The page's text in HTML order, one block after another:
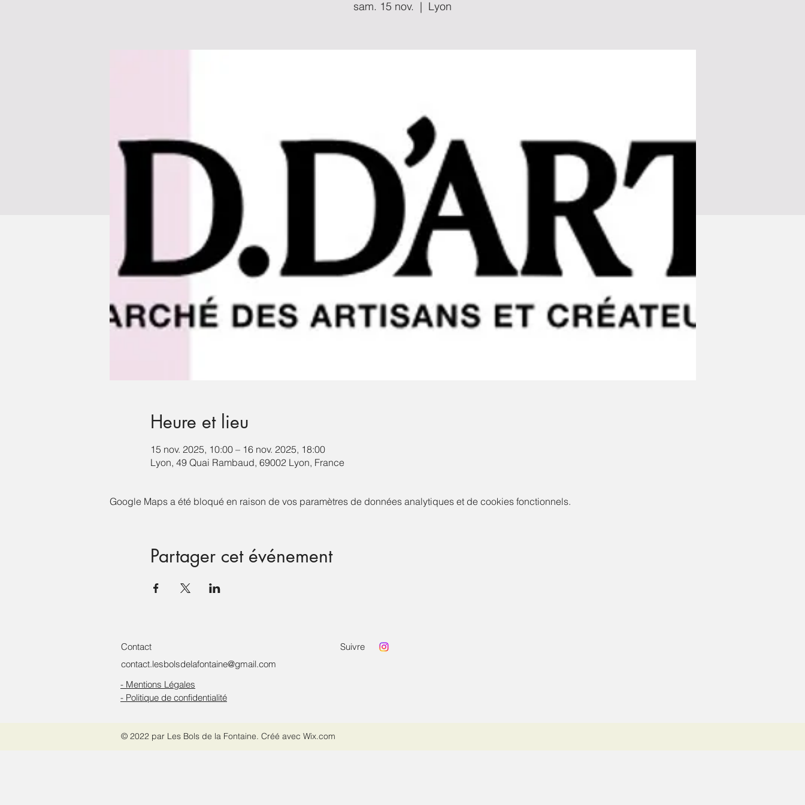
sam. 15 nov.
  |
Lyon
Heure et lieu
15 nov. 2025, 10:00 – 16 nov. 2025, 18:00
Lyon, 49 Quai Rambaud, 69002 Lyon, France
Google Maps a été bloqué en raison de vos paramètres de données analytiques et de cookies fonctionnels.
Partager cet événement
Contact
Suivre
contact.lesbolsdelafontaine@gmail.com
- Mentions Légales
- Politique de confidentialité
© 2022 par Les Bols de la Fontaine. Créé avec Wix.com